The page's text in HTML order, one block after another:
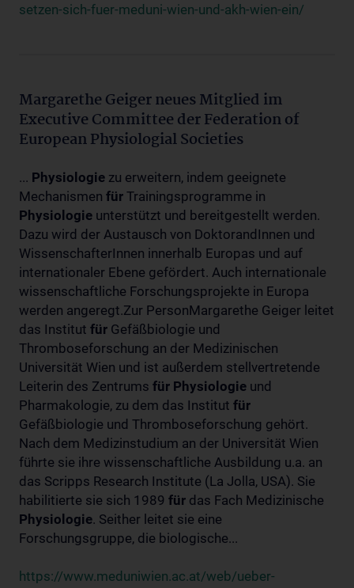
setzen-sich-fuer-meduni-wien-und-akh-wien-ein/
Margarethe Geiger neues Mitglied im
Executive Committee der Federation of
European Physiologial Societies
... Physiologie zu erweitern, indem geeignete
Mechanismen für Trainingsprogramme in
Physiologie unterstützt und bereitgestellt werden.
Dazu wird der Austausch von DoktorandInnen und
WissenschafterInnen innerhalb Europas und auf
internationaler Ebene gefördert. Auch internationale
wissenschaftliche Forschungsprojekte in Europa
werden angeregt.Zur PersonMargarethe Geiger leitet
das Institut für Gefäßbiologie und
Thromboseforschung an der Medizinischen
Universität Wien und ist außerdem stellvertretende
Leiterin des Zentrums für Physiologie und
Pharmakologie, zu dem das Institut für
Gefäßbiologie und Thromboseforschung gehört.
Nach dem Medizinstudium an der Universität Wien
führte sie ihre wissenschaftliche Ausbildung u.a. an
das Scripps Research Institute (La Jolla, USA). Sie
habilitierte sie sich 1989 für das Fach Medizinische
Physiologie. Seither leitet sie eine
Forschungsgruppe, die biologische...
https://www.meduniwien.ac.at/web/ueber-